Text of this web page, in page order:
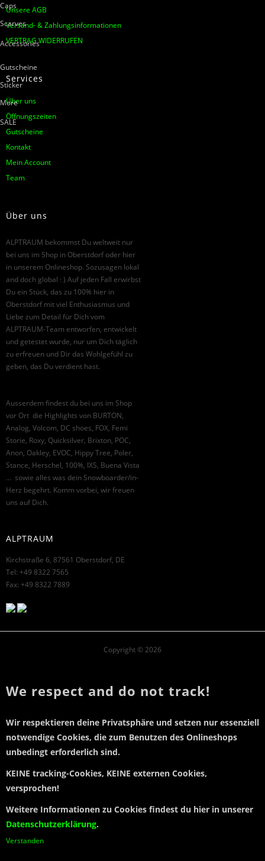
Caps
Scarves
Accessories
Gutscheine
Sticker
More
SALE
Unsere AGB
Versand- & Zahlungsinformationen
VERTRAG WIDERRUFEN
Services
Über uns
Öffnungszeiten
Gutscheine
Kontakt
Mein Account
Team
Über uns
ALPTRAUM bekommst Du weltweit nur
bei uns im Shop in Oberstdorf oder hier
in unserem Onlineshop. Sozusagen lokal
and doch global : ) Auf jeden Fall erwirbst
Du ein Stück, das zu 100% hier in
Oberstdorf mit viel Enthusiasmus und
Liebe zum Detail für Dich vom
ALPTRAUM-Team entworfen, entwickelt
und getestet wurde, nur um Dich täglich
zu erfreuen und Dir das Wohlgefühl zu
geben, das Du verdient hast.
Ausserdem findest du bei uns im Shop
vor Ort die Highlights von BURTON,
Analog, Volcom, DC shoes, FOX, Femi
Storie, Roxy, Quicksilver, Brixton, POC,
Anon, Oakley, EVOC, Hippy Tree, Poler,
Stance, Herschel, 100%, IXS, Buena Vista
… sowie alles was dein Snowboarder/in-
Herz begehrt. Komm vorbei, wir freuen
uns auf Dich.
ALPTRAUM
Kirchstraße 6, 87561 Oberstdorf, DE
Tel: +49 8322 7565
Fax: +49 8322 7889
Copyright © 2026
We respect and do not track!
Wir respektieren deine Privatsphäre und setzen nur essenziell
notwendige Cookies, die zum Benutzen des Onlineshops
unbedingt erforderlich sind.
KEINE tracking-Cookies, KEINE externen Cookies,
versprochen!
Weitere Informationen zu Cookies findest du hier in unserer
Datenschutzerklärung.
Verstanden